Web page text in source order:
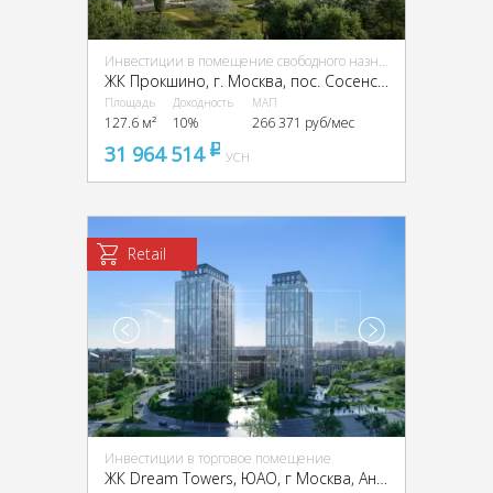
Инвестиции в помещение свободного назначения (ПСН)
ЖК Прокшино, г. Москва, пос. Сосенское, ЖК Прокшино, Прокшинский пр-кт, 9
Площадь
127.6 м²
Доходность
10%
МАП
266 371 руб/мес
31 964 514 pуб
УСН
Retail
Инвестиции в торговое помещение
ЖК Dream Towers, ЮАО, г Москва, Андропова пр-т, вл. 9/1